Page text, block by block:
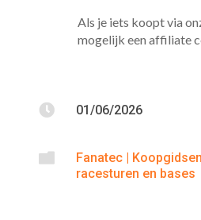
Als je iets koopt via
mogelijk een affiliate
 01/06/2026
 Fanatec | Koopgidsen
racesturen en bases